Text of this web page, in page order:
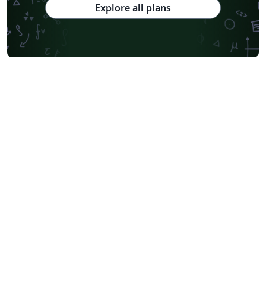
Explore all plans